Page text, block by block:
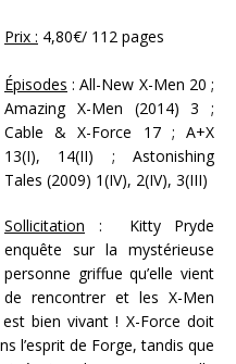
Prix : 4,80€/ 112 pages
Épisodes : All-New X-Men 20 ;
Amazing X-Men (2014) 3 ;
Cable & X-Force 17 ; A+X
13(I), 14(II) ; Astonishing
Tales (2009) 1(IV), 2(IV), 3(III)
Sollicitation : Kitty Pryde
enquête sur la mystérieuse
personne griffue qu’elle vient
de rencontrer et les X-Men
bien vivant ! X-Force doit
l’esprit de Forge, tandis que